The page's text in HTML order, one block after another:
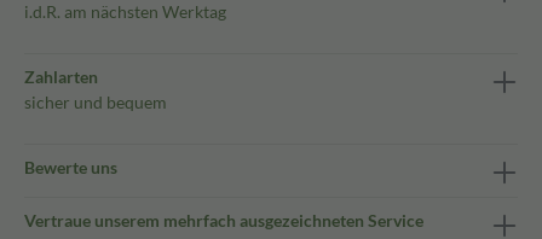
i.d.R. am nächsten Werktag
Zahlarten
sicher und bequem
Bewerte uns
Vertraue unserem mehrfach ausgezeichneten Service